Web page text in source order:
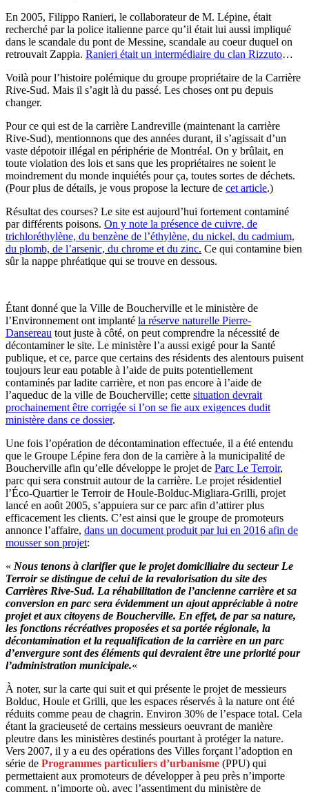
En 2005, Filippo Ranieri, le collaborateur de M. Lépine, était
recherché par la police italienne parce qu’il était lui aussi impliqué
dans le scandale du pont de Messine, scandale au coeur duquel on
retrouvait Zappia. Ranieri était un intermédiaire du clan Rizzuto…
Voilà pour l’histoire polémique du groupe propriétaire de la Carrière
Rive-Sud. Mais il s’agit là du passé. Les choses ont pu depuis
changer.
Pour ce qui est de la carrière Landreville (maintenant la carrière
Rive-Sud), mentionnons que des années durant, il s’agissait d’un
vaste dépotoir illégal en périphérie de Montréal. On y brûlait, en
toute violation des lois et sans que les propriétaires ne soient le
moindrement du monde inquiétés pour ça, toutes sortes de déchets.
(Pour plus de détails, je vous propose la lecture de cet article.)
Résultat des courses? Le site est aujourd’hui fortement contaminé
par différents poisons. On y note la présence de cuivre, de
trichloréthylène, du benzène de l’éthylène, du nickel, du cadmium,
du plomb, de l’arsenic, du chrome et du zinc. Ce qui contamine bien
sûr la nappe phréatique qui se trouve en dessous.
Étant donné que la Ville de Boucherville et le ministère de
l’Environnement ont implanté la réserve naturelle Pierre-
Dansereau tout juste à côté, on peut comprendre la nécessité de
décontaminer le site. Le ministère l’a aussi exigé pour la Santé
publique, et ce, parce que certains des résidents des alentours puisent
toujours leur eau potable à l’aide de puits potentiellement
contaminés par ladite carrière, et non pas encore à l’aide de
l’aqueduc de la ville de Boucherville; cette situation devrait
prochainement être corrigée si l’on se fie aux exigences dudit
ministère dans ce dossier.
Une fois l’opération de décontamination effectuée, il a été entendu
que le Groupe Lépine fera don de la carrière à la municipalité de
Boucherville afin qu’elle développe le projet de Parc Le Terroir,
parc qui sera construit autour de la carrière. Le projet résidentiel
l’Éco-Quartier le Terroir de Houle-Bolduc-Migliara-Grilli, projet
lancé en août 2005, s’appuiera sur ce parc afin d’attirer plus
efficacement les clients. C’est ainsi que le groupe de promoteurs
annonce l’affaire, dans un document produit par lui en 2016 afin de
mousser son projet:
« Nous tenons à clarifier que le projet domiciliaire du secteur Le
Terroir se distingue de celui de la revalorisation du site des
Carrières Rive-Sud. La réhabilitation de l’ancienne carrière et sa
conversion en parc sera évidemment un ajout appréciable à notre
projet et aux citoyens de Boucherville. En effet, de par sa nature,
les fonctions récréatives proposées et sa portée régionale, la
décontamination et la requalification de la carrière en un parc
d’envergure sont des éléments qui devraient être une priorité pour
l’administration municipale.«
À noter, sur la carte qui suit et qui présente le projet de messieurs
Bolduc, Houle et Grilli, que les espaces réservés à la nature ont été
réduits comme peau de chagrin. Environ 30% de l’espace total. Cela
étant la gracieuseté de certains messieurs oeuvrant de manière
pleutre dans les ministères destinés pourtant à protéger la nature.
Vers 2007, il y a eu des opérations des Villes forçant l’adoption en
série de Programmes particuliers d’urbanisme (PPU) qui
permettaient aux promoteurs de développer à peu près n’importe
comment, n’importe où, avec l’assentiment du ministère de